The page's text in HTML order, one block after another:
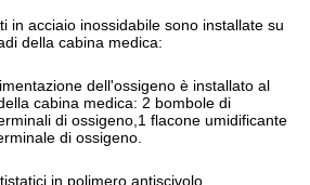
in acciaio inossidabile sono installate su
della cabina medica:
dell'ossigeno è installato al
cabina medica: 2 bombole di
di ossigeno,1 flacone umidificante
di ossigeno.
in polimero antiscivolo,